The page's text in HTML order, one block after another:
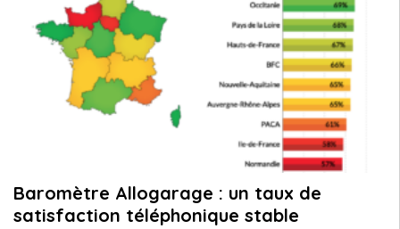
Baromètre Allogarage : un taux de
satisfaction téléphonique stable